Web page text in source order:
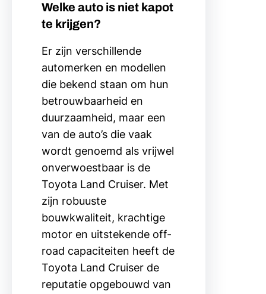
Welke auto is niet kapot
te krijgen?
Er zijn verschillende
automerken en modellen
die bekend staan om hun
betrouwbaarheid en
duurzaamheid, maar een
van de auto’s die vaak
wordt genoemd als vrijwel
onverwoestbaar is de
Toyota Land Cruiser. Met
zijn robuuste
bouwkwaliteit, krachtige
motor en uitstekende off-
road capaciteiten heeft de
Toyota Land Cruiser de
reputatie opgebouwd van